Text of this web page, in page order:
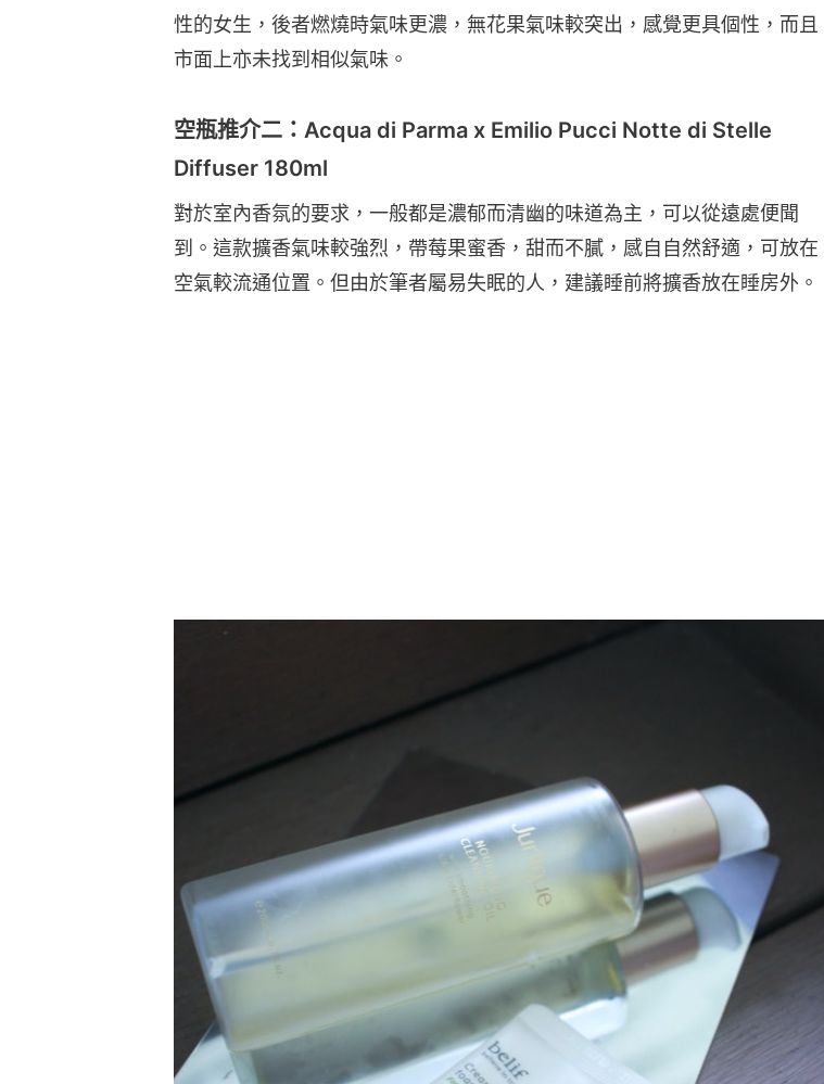
性的女生，後者燃燒時氣味更濃，無花果氣味較突出，感覺更具個性，而且
市面上亦未找到相似氣味。
空瓶推介二：Acqua di Parma x Emilio Pucci Notte di Stelle
Diffuser 180ml
對於室內香氛的要求，一般都是濃郁而清幽的味道為主，可以從遠處便聞
到。這款擴香氣味較強烈，帶莓果蜜香，甜而不膩，感自自然舒適，可放在
空氣較流通位置。但由於筆者屬易失眠的人，建議睡前將擴香放在睡房外。